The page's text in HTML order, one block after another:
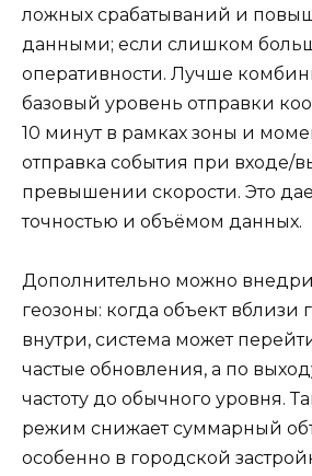
ложных срабатываний и
данными; если слишком
оперативности. Лучше
базовый уровень отправки
10 минут в рамках зоны и
отправка события при входе/
превышении скорости. Это
точностью и объёмом данных.
Дополнительно можно
геозоны: когда объект
внутри, система может
частые обновления, а по
частоту до обычного уровня.
режим снижает суммарный
особенно в городской